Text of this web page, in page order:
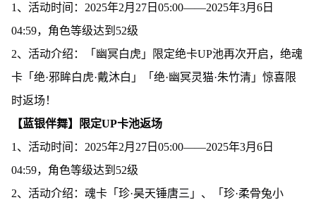
1、活动时间：2025年2月27日05:00——2025年3月6日
04:59，角色等级达到52级
2、活动介绍：「幽冥白虎」限定绝卡UP池再次开启，绝魂
卡「绝·邪眸白虎·戴沐白」「绝·幽冥灵猫·朱竹清」惊喜限
时返场！
【蓝银伴舞】限定UP卡池返场
1、活动时间：2025年2月27日05:00——2025年3月6日
04:59，角色等级达到52级
2、活动介绍：魂卡「珍·昊天锤唐三」、「珍·柔骨兔小